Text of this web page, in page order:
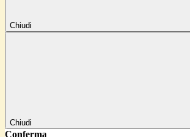
Chiudi
Chiudi
Conferma